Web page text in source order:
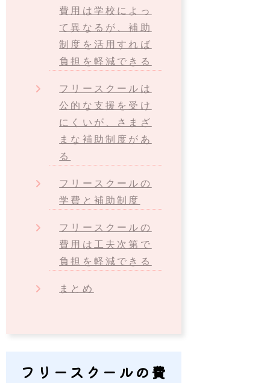
費用は学校によっ
て異なるが、補助
制度を活用すれば
負担を軽減できる
フリースクールは
公的な支援を受け
にくいが、さまざ
まな補助制度があ
る
フリースクールの
学費と補助制度
フリースクールの
費用は工夫次第で
負担を軽減できる
まとめ
フリースクールの費